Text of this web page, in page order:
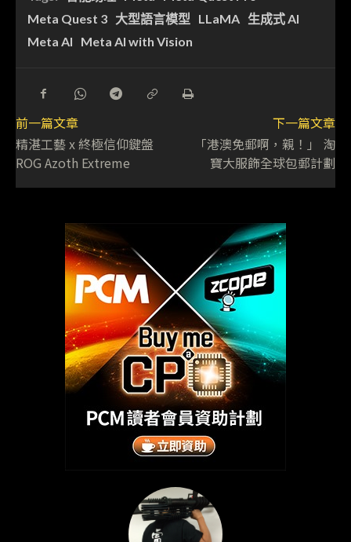
Meta Quest 3 大型語言模型 LLaMA 生成式 AI
Meta AI
Meta AI with Vision
前一篇文章
精湛工藝 x 終極信仰鍵盤
ROG Azoth Extreme
下一篇文章
「港澳免郵啊，親！」 淘
寶大服飾全球包郵計劃